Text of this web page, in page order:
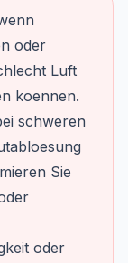
oder
Luft
koennen.
schweren
Sie
oder